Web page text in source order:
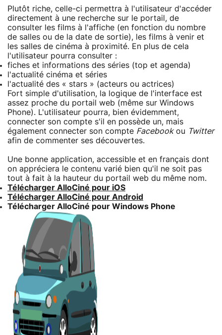
Plutôt riche, celle-ci permettra à l'utilisateur d'accéder
directement à une recherche sur le portail, de
consulter les films à l'affiche (en fonction du nombre
de salles ou de la date de sortie), les films à venir et
les salles de cinéma à proximité. En plus de cela
l'utilisateur pourra consulter :
fiches et informations des séries (top et agenda)
l'actualité cinéma et séries
l'actualité des « stars » (acteurs ou actrices)
Fort simple d'utilisation, la logique de l'interface est
assez proche du portail web (même sur Windows
Phone). L'utilisateur pourra, bien évidemment,
connecter son compte s'il en possède un, mais
également connecter son compte Facebookou Twitter
afin de commenter ses découvertes.
Une bonne application, accessible et en français dont
on appréciera le contenu varié bien qu'il ne soit pas
tout à fait à la hauteur du portail web du même nom.
Télécharger AlloCiné pour iOS
Télécharger AlloCiné pour Android
Télécharger AlloCiné pour Windows Phone